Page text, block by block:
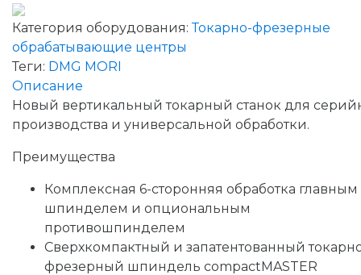
Категория оборудования:Токарно-фрезерные
обрабатывающие центры
Теги: DMG MORI
Описание
Новый вертикальный токарный станок для
производства и универсальной обработки.
Преимущества
Комплексная 6-сторонняя обработка главным
шпинделем и опциональным
противошпинделем
Сверхкомпактный и запатентованный
фрезерный шпиндель compactMASTER